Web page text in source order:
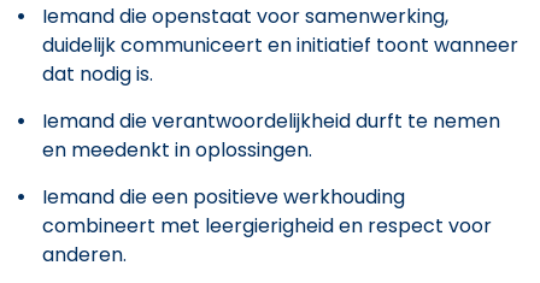
Iemand die openstaat voor samenwerking,
duidelijk communiceert en initiatief toont wanneer
dat nodig is.
Iemand die verantwoordelijkheid durft te nemen
en meedenkt in oplossingen.
Iemand die een positieve werkhouding
combineert met leergierigheid en respect voor
anderen.